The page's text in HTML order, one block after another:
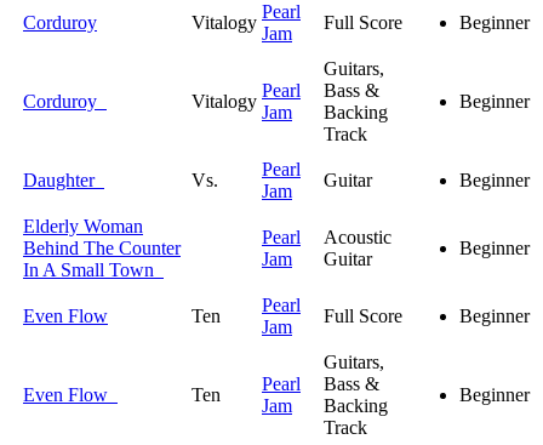
Corduroy Vitalogy
Pearl
Jam
Full Score Beginner
Corduroy Vitalogy
Pearl
Jam
Guitars,
Bass &
Backing
Track
Beginner
Daughter Vs.
Pearl
Jam
Guitar Beginner
Elderly Woman
Behind The Counter
In A Small Town
Pearl
Jam
Acoustic
Guitar
Beginner
Even Flow Ten
Pearl
Jam
Full Score Beginner
Even Flow Ten
Pearl
Jam
Guitars,
Bass &
Backing
Track
Beginner